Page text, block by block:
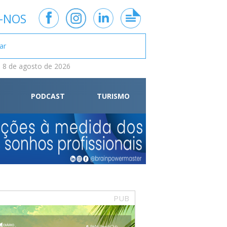
8 de agosto de 2026
PODCAST TURISMO
PUB